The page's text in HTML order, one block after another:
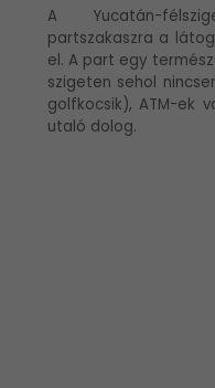
A Yucatán-
partszakaszra a
el. A part egy
szigeten sehol
golfkocsik), ATM-ek
utaló dolog.